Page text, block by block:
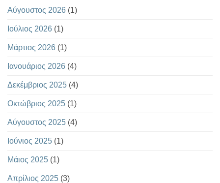
Αύγουστος 2026 (1)
Ιούλιος 2026 (1)
Μάρτιος 2026 (1)
Ιανουάριος 2026 (4)
Δεκέμβριος 2025 (4)
Οκτώβριος 2025 (1)
Αύγουστος 2025 (4)
Ιούνιος 2025 (1)
Μάιος 2025 (1)
Απρίλιος 2025 (3)